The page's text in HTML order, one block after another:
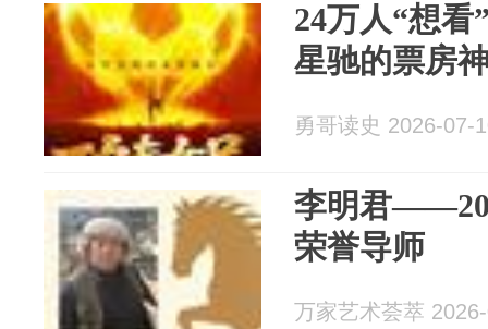
24万人“想看
星驰的票房
勇哥读史 2026-07-
李明君
荣誉导师
万家艺术荟萃